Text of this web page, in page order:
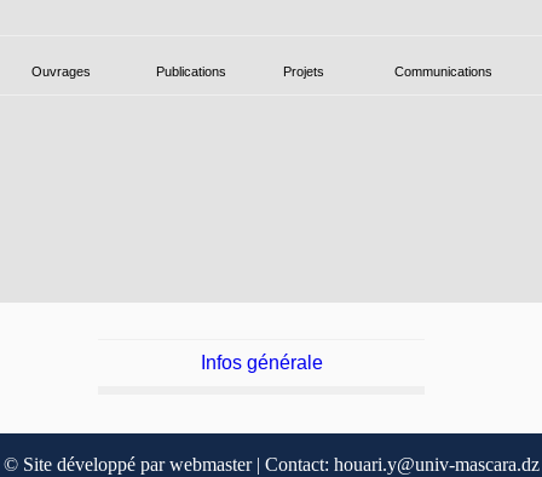
Ouvrages Publications Projets Communications
Infos générale
© Site développé par webmaster | Contact: houari.y@univ-mascara.dz